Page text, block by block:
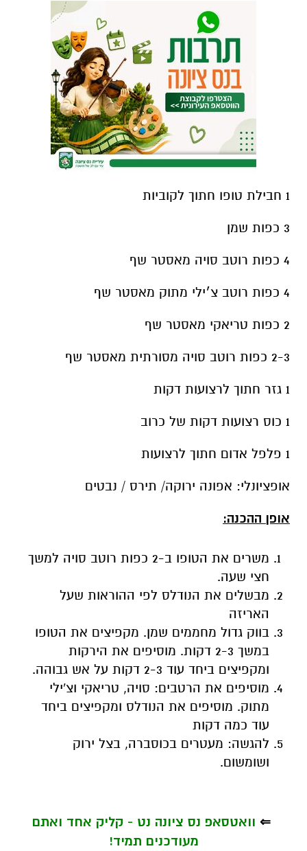
1 חבילת טופו חתוך לקוביות
3 כפות שמן
4 כפות רוטב סויה מאסטר שף
4 כפות רוטב צ׳ילי מתוק מאסטר שף
2 כפות טריאקי מאסטר שף
2-3 כפות רוטב סויה מסורתית מאסטר שף
1 גזר חתוך לרצועות דקות
1 כוס רצועות דקות של כרוב
1 פלפל אדום חתוך לרצועות
אופציונלי: אפונה ירוקה/ תירס / נבטים
אופן ההכנה:
משרים את הטופו ב-2 כפות רוטב סויה למשך
חצי שעה.
מבשלים את הנודלס לפי ההוראות שעל
האריזה
בווק גדול מחממים שמן. מקפיצים את הטופו
במשך 2-3 דקות. מוסיפים את הירקות
ומקפיצים ביחד עוד 2-3 דקות על אש גבוהה.
מוסיפים את הרטבים: סויה, טריאקי וצ'ילי
מתוק. מוסיפים את הנודלס ומקפיצים ביחד
עוד כמה דקות
להגשה: מעטרים בכוסברה, בצל ירוק
ושומשום.
⇐ וואטסאפ נס ציונה נט - קליק אחד ואתם
מעודכנים תמיד!